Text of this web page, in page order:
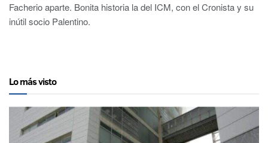
Facherio aparte. Bonita historia la del ICM, con el Cronista y su
inútil socio Palentino.
Lo más visto